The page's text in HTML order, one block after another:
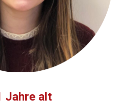
Jahre alt